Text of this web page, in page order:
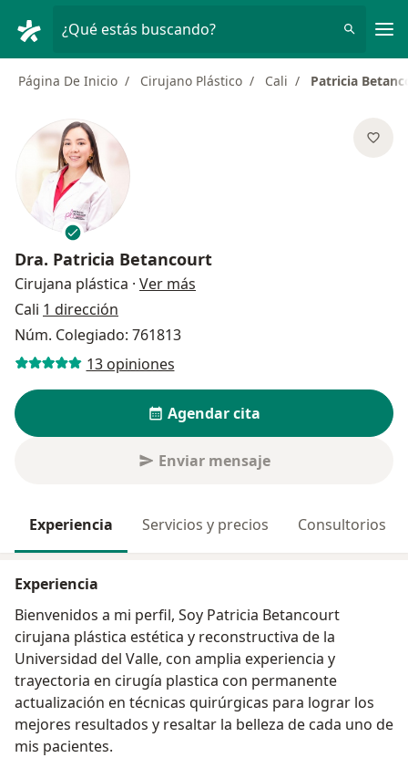
¿Qué estás buscando?
Página De Inicio Cirujano Plástico Cali Patricia
Dra. Patricia Betancourt
Cirujana plástica · Ver más
Cali 1 dirección
Núm. Colegiado: 761813
13 opiniones
Agendar cita
Enviar mensaje
Experiencia Servicios y precios Consultorios
Experiencia
Bienvenidos a mi perfil, Soy Patricia Betancourt
cirujana plástica estética y reconstructiva de la
Universidad del Valle, con amplia experiencia y
trayectoria en cirugía plastica con permanente
actualización en técnicas quirúrgicas para lograr los
mejores resultados y resaltar la belleza de cada uno de
mis pacientes.